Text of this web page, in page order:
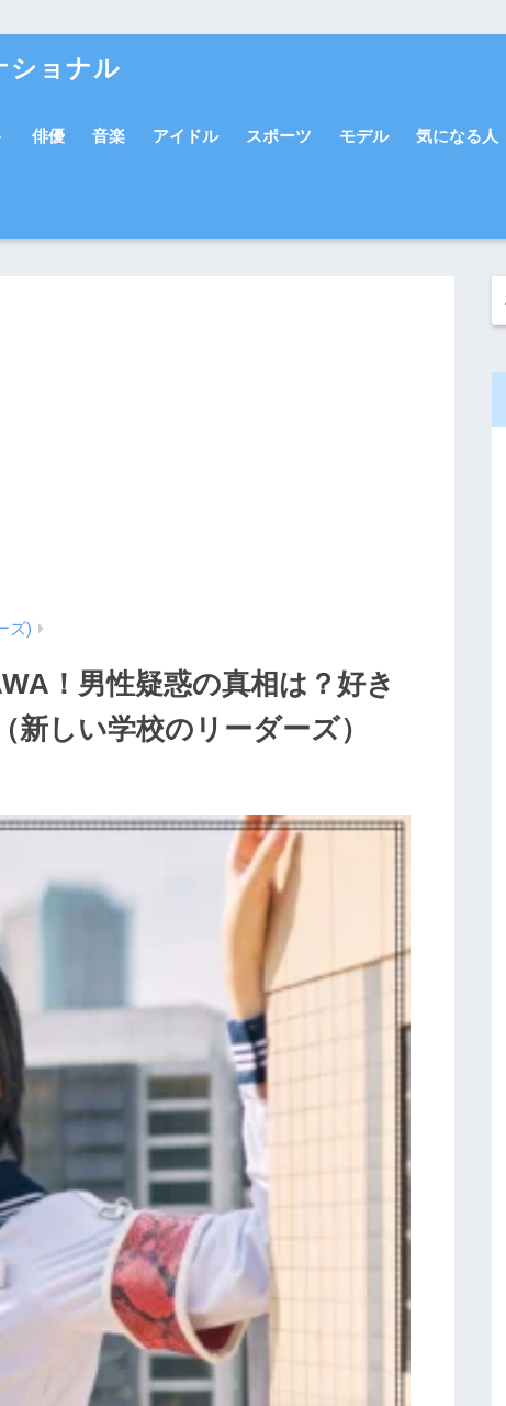
ショナル
俳優 音楽 アイドル スポーツ モデル 気になる人
ズ)
！男性疑惑の真相は？好き
しい学校のリーダーズ）